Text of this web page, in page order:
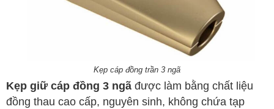
Kẹp cáp đồng trần 3 ngã
Kẹp giữ cáp đồng 3 ngã được làm bằng chất liệu
đồng thau cao cấp, nguyên sinh, không chứa tạp